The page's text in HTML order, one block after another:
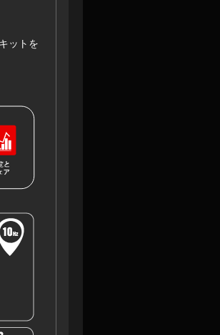
ットを